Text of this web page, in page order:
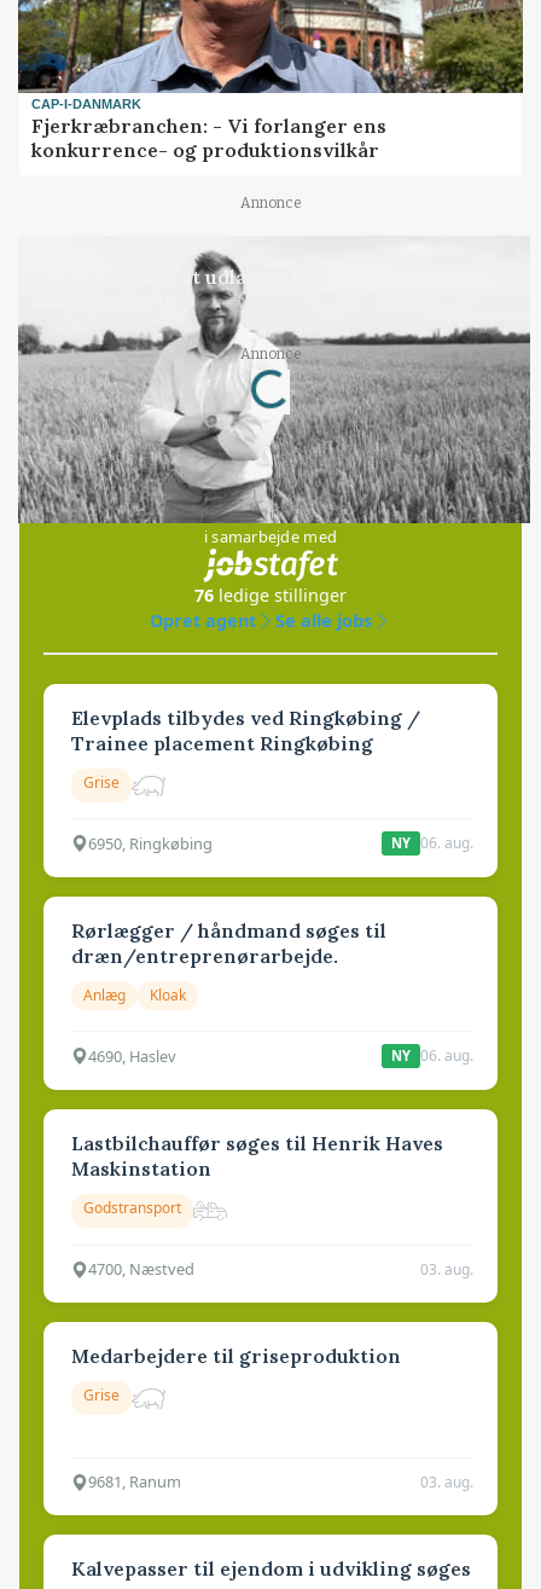
CAP-I-DANMARK
Fjerkræbranchen: - Vi forlanger ens
konkurrence- og produktionsvilkår
Annonce
Det er en uskik at udlægge et røgslør om
Annonce
Loading...
Jobs
i samarbejde med
76 ledige stillinger
Opret agent
Se alle jobs
Elevplads tilbydes ved Ringkøbing /
Trainee placement Ringkøbing
Grise
6950, Ringkøbing NY 06. aug.
Rørlægger / håndmand søges til
dræn/entreprenørarbejde.
Anlæg Kloak
4690, Haslev NY 06. aug.
Lastbilchauffør søges til Henrik Haves
Maskinstation
Godstransport
4700, Næstved 03. aug.
Medarbejdere til griseproduktion
Grise
9681, Ranum 03. aug.
Kalvepasser til ejendom i udvikling søges